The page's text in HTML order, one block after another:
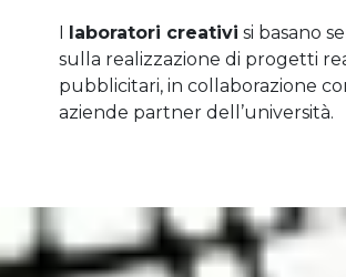
I laboratori creativi si basano
sulla realizzazione di progetti
pubblicitari, in collaborazione
aziende partner dell’università.